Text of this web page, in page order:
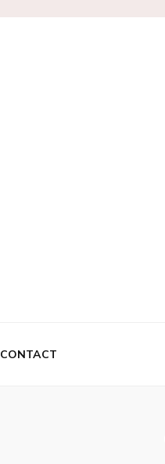
CONTACT